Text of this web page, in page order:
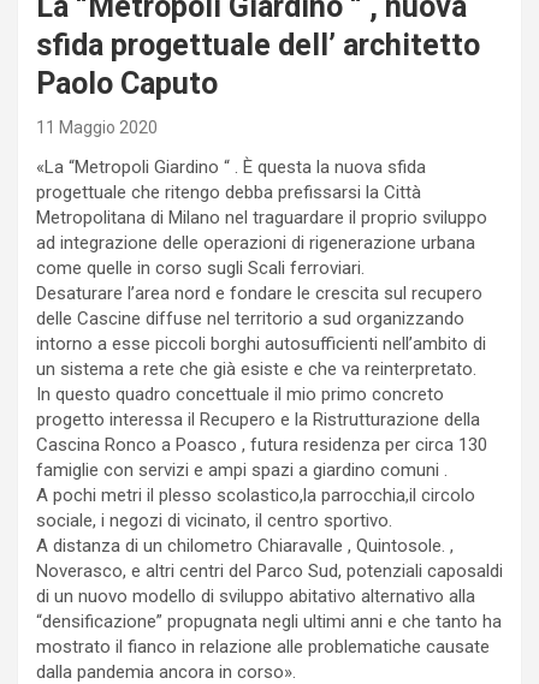
sfida progettuale dell’ architetto
Paolo Caputo
11 Maggio 2020
«La “Metropoli Giardino “ . È questa la nuova sfida
progettuale che ritengo debba prefissarsi la Città
Metropolitana di Milano nel traguardare il proprio sviluppo
ad integrazione delle operazioni di rigenerazione urbana
come quelle in corso sugli Scali ferroviari.
Desaturare l’area nord e fondare le crescita sul recupero
delle Cascine diffuse nel territorio a sud organizzando
intorno a esse piccoli borghi autosufficienti nell’ambito di
un sistema a rete che già esiste e che va reinterpretato.
In questo quadro concettuale il mio primo concreto
progetto interessa il Recupero e la Ristrutturazione della
Cascina Ronco a Poasco , futura residenza per circa 130
famiglie con servizi e ampi spazi a giardino comuni .
A pochi metri il plesso scolastico,la parrocchia,il circolo
sociale, i negozi di vicinato, il centro sportivo.
A distanza di un chilometro Chiaravalle , Quintosole. ,
Noverasco, e altri centri del Parco Sud, potenziali caposaldi
di un nuovo modello di sviluppo abitativo alternativo alla
“densificazione” propugnata negli ultimi anni e che tanto ha
mostrato il fianco in relazione alle problematiche causate
dalla pandemia ancora in corso».